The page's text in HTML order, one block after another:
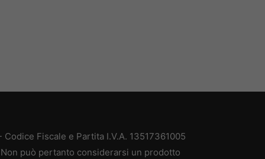
Fiscale e Partita I.V.A. 13517361005
può pertanto considerarsi un prodotto